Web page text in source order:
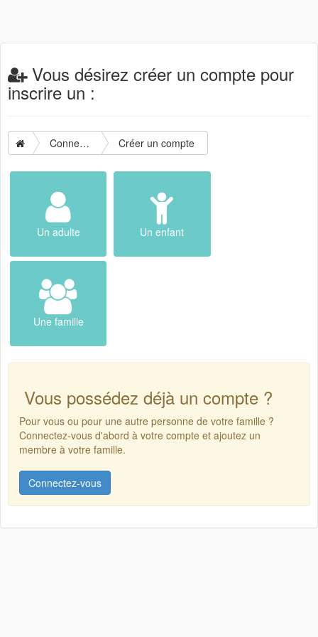
Vous désirez créer un compte pour
inscrire un :
Connexion Créer un compte
Un adulte Un enfant
Une famille
Vous possédez déjà un compte ?
Pour vous ou pour une autre personne de votre famille ?
Connectez-vous d'abord à votre compte et ajoutez un
membre à votre famille.
Connectez-vous